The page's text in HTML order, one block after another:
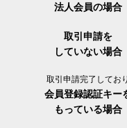
法人会員の場合
取引申請を
していない場合
取引申請完了しており
会員登録認証キー
もっている場合